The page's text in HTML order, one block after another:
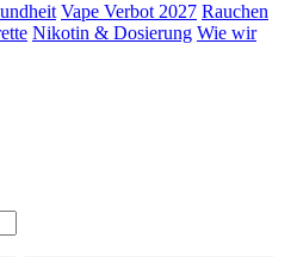
Vape Verbot 2027 Rauchen
Nikotin & Dosierung Wie wir